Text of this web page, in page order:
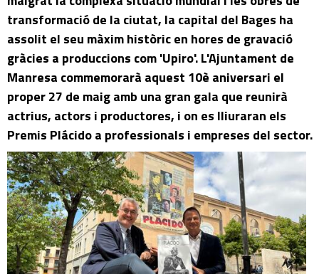
transformació de la ciutat, la capital del Bages ha
assolit el seu màxim històric en hores de gravació
gràcies a produccions com 'Upiro'. L'Ajuntament de
Manresa commemorarà aquest 10è aniversari el
proper 27 de maig amb una gran gala que reunirà
actrius, actors i productores, i on es lliuraran els
Premis Plácido a professionals i empreses del sector.